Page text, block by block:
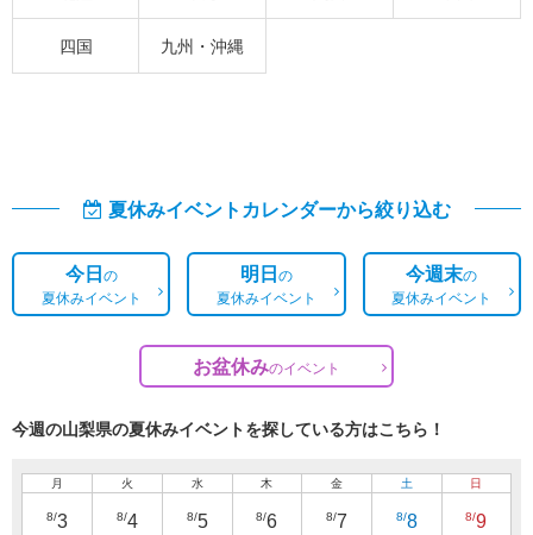
四国 九州・沖縄
夏休みイベントカレンダーから絞り込む
今日の
夏休みイベント
明日の
夏休みイベント
今週末の
夏休みイベント
お盆休みのイベント
今週の山梨県の夏休みイベントを探している方はこちら！
月
8/3
火
8/4
水
8/5
木
8/6
金
8/7
土
8/8
日
8/9